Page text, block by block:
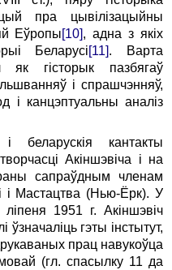
пра цывілізацыйны
Еўропы[10], адна з якіх
Беларусі[11]. Варта
як гісторык пазбягаў
і спрашчэнняў,
і канцэптуальны аналіз
беларускія кантакты
Акіншэвіча і на
сапраўдным членам
і Мастацтва (Нью-Ёрк). У
1951 г. Акіншэвіч
гэты інстытут,
прац навукоўца
(гл. спасылку 11 да